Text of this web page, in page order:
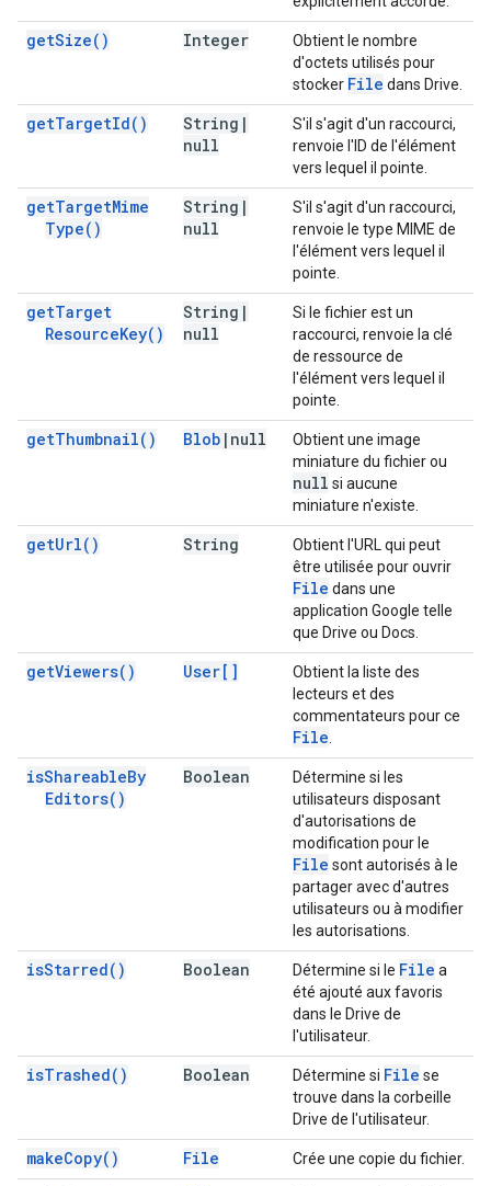
getSize( ) Integer
Obtient le nombre
d'octets utilisés pour
stocker File dans Drive.
getTargetId( ) String |
null
S'il s'agit d'un raccourci,
renvoie l'ID de l'élément
vers lequel il pointe.
getTargetMime
Type( )
String |
null
S'il s'agit d'un raccourci,
renvoie le type MIME de
l'élément vers lequel il
pointe.
getTarget
ResourceKey( )
String |
null
Si le fichier est un
raccourci, renvoie la clé
de ressource de
l'élément vers lequel il
pointe.
getThumbnail( ) Blob | null
Obtient une image
miniature du fichier ou
null si aucune
miniature n'existe.
getUrl( ) String
Obtient l'URL qui peut
être utilisée pour ouvrir
File dans une
application Google telle
que Drive ou Docs.
getViewers( ) User[]
Obtient la liste des
lecteurs et des
commentateurs pour ce
File
isShareableBy
Editors( )
Boolean
Détermine si les
utilisateurs disposant
d'autorisations de
modification pour le
File sont autorisés à le
partager avec d'autres
utilisateurs ou à modifier
les autorisations.
isStarred( ) Boolean Détermine si le File a
été ajouté aux favoris
dans le Drive de
l'utilisateur.
isTrashed( ) Boolean Détermine si File se
trouve dans la corbeille
Drive de l'utilisateur.
makeCopy( ) File Crée une copie du fichier.